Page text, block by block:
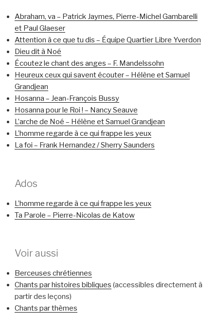
Abraham, va – Patrick Jaymes, Pierre-Michel Gambarelli
et Paul Glaeser
Attention à ce que tu dis – Équipe Quartier Libre Yverdon
Dieu dit à Noé
Écoutez le chant des anges – F. Mandelssohn
Heureux ceux qui savent écouter – Hélène et Samuel
Grandjean
Hosanna – Jean-François Bussy
Hosanna pour le Roi ! – Nancy Seauve
L’arche de Noé – Hélène et Samuel Grandjean
L’homme regarde à ce qui frappe les yeux
La foi – Frank Hernandez / Sherry Saunders
Ados
L’homme regarde à ce qui frappe les yeux
Ta Parole – Pierre-Nicolas de Katow
Voir aussi
Berceuses chrétiennes
Chants par histoires bibliques (accessibles directement à
partir des leçons)
Chants par thèmes